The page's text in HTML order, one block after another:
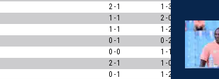
2 - 1 1 - 3
1 - 1 2 - 0
1 - 1 1 - 2
0
0 - 1 0 - 2
0 - 0 1 - 1
1
2 - 1 1 - 0
1
0 - 1 1 - 2